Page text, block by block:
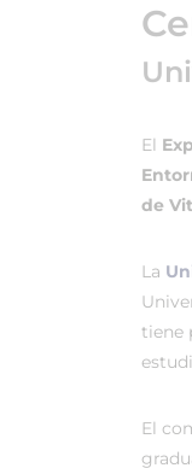
El
de
La
tiene
El